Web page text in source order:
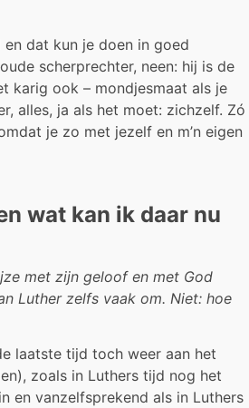
dat kun je doen in goed
scherprechter, neen: hij is de
karig ook – mondjesmaat als je
alles, ja als het moet: zichzelf. Zó
je zo met jezelf en m’n eigen
wat kan ik daar nu
met zijn geloof en met God
Luther zelfs vaak om. Niet: hoe
laatste tijd toch weer aan het
zoals in Luthers tijd nog het
en vanzelfsprekend als in Luthers